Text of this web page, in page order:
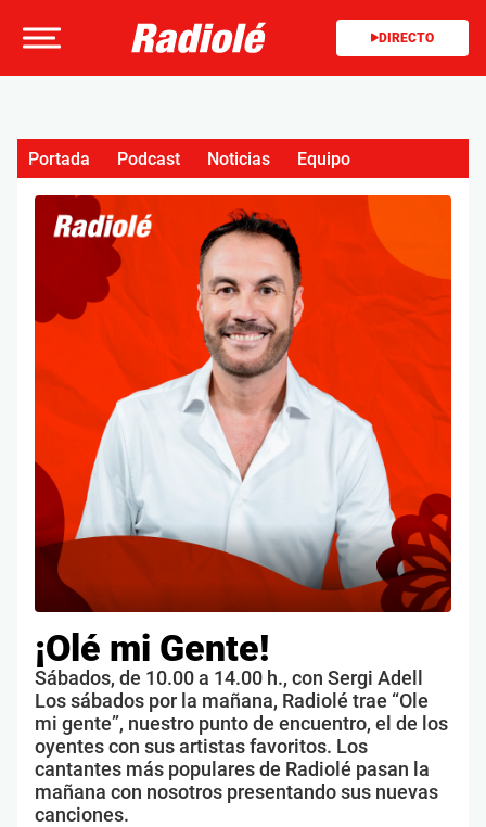
DIRECTO
¡Olé mi Gente!
Sábados, de 10.00 a 14.00 h., con Sergi Adell
Los sábados por la mañana, Radiolé trae “Ole
mi gente”, nuestro punto de encuentro, el de los
oyentes con sus artistas favoritos. Los
cantantes más populares de Radiolé pasan la
mañana con nosotros presentando sus nuevas
canciones.
Portada Podcast Noticias Equipo